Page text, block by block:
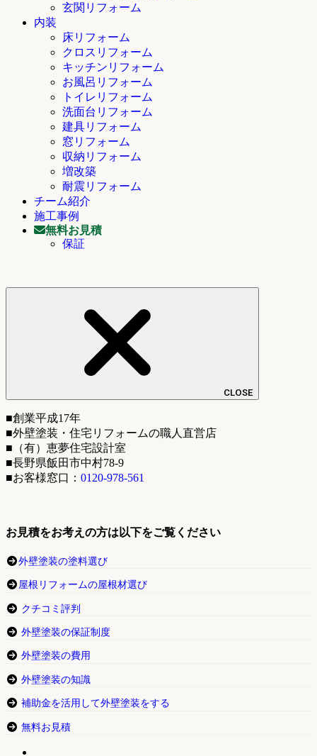
玄関リフォーム
内装
床リフォーム
クロスリフォーム
キッチンリフォーム
お風呂リフォーム
トイレリフォーム
洗面台リフォーム
建具リフォーム
窓リフォーム
収納リフォーム
増改築
耐震リフォーム
チーム紹介
施工事例
無料お見積
保証
CLOSE
■創業平成17年
■外壁塗装・住宅リフォームの職人直営店
■（有）恵夢住宅設計室
■長野県飯田市中村78-9
■お客様窓口： 0120-978-561
お見積をお考えの方は以下をご覧ください
外壁塗装の塗料選び
屋根リフォームの屋根材選び
クチコミ評判
外壁塗装の保証制度
外壁塗装の費用
外壁塗装の知識
補助金を活用して外壁塗装をする
無料お見積